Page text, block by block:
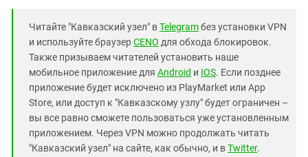
Читайте "Кавказский узел" вTelegramбез установки VPN
и используйте браузерCENO для обхода блокировок.
Также призываем читателей установить наше
мобильное приложение для Android и IOS. Если позднее
приложение будет исключено из PlayMarket или App
Store, или доступ к "Кавказскому узлу" будет ограничен –
вы все равно сможете пользоваться уже установленным
приложением. Через VPN можно продолжать читать
"Кавказский узел" на сайте, как обычно, и вTwitter.